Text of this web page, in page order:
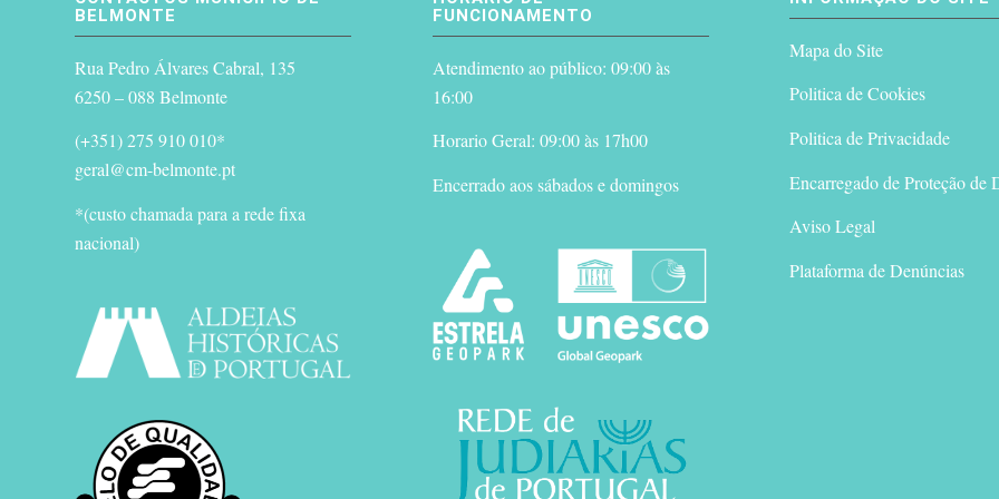
BELMONTE
Rua Pedro Álvares Cabral, 135
6250 – 088 Belmonte
(+351) 275 910 010*
geral@cm-belmonte.pt
*(custo chamada para a rede fixa
nacional)
FUNCIONAMENTO
Atendimento ao público: 09:00 às
16:00
Horario Geral: 09:00 às 17h00
Encerrado aos sábados e domingos
Mapa do Site
Politica de Cookies
Politica de Privacidade
Encarregado de Proteção de
Aviso Legal
Plataforma de Denúncias